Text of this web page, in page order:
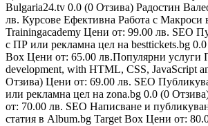
Bulgaria24.tv 0.0 (0 Отзива) Радостин
лв. Курсове Ефективна Работа с Макроси
Trainingacademy Цени от: 99.00 лв. SEO
с ПР или рекламна цел на besttickets.bg
Box Цени от: 65.00 лв.Популярни услуги
development, with HTML, CSS, JavaScript
Отзива) Цени от: 69.00 лв. SEO
или рекламна цел на zona.bg 0.0 (0
от: 70.00 лв. SEO Написване и
статия в Album.bg Target Box Цени от: